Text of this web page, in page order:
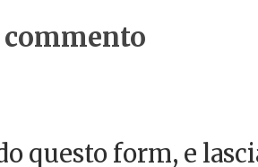
commento
questo form, e